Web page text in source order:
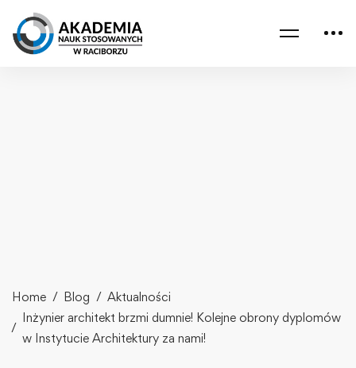
Home Blog
Aktualności
Inżynier architekt brzmi dumnie! Kolejne obrony dyplomów
w Instytucie Architektury za nami!